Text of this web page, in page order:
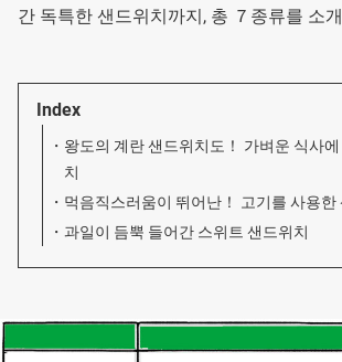
간 독특한 샌드위치까지, 총 ７종류를 소
Index
왕도의 계란 샌드위치도！ 가벼운 식사
치
먹음직스러움이 뛰어난！ 고기를 사용한
과일이 듬뿍 들어간 스위트 샌드위치